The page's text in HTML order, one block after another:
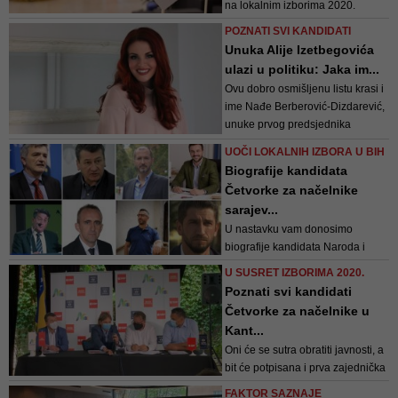
na lokalnim izborima 2020.
neće imati kandidate za načelnike
POZNATI SVI KANDIDATI
Unuka Alije Izetbegovića
ulazi u politiku: Jaka im...
Ovu dobro osmišljenu listu krasi i
ime Nađe Berberović-Dizdarević,
unuke prvog predsjednika
Republike Bosne i Hercegovine,
UOČI LOKALNIH IZBORA U BIH
Biografije kandidata
Četvorke za načelnike
sarajev...
U nastavku vam donosimo
biografije kandidata Naroda i
U SUSRET IZBORIMA 2020.
Poznati svi kandidati
Četvorke za načelnike u
Kant...
Oni će se sutra obratiti javnosti, a
bit će potpisana i prva zajednička
FAKTOR SAZNAJE